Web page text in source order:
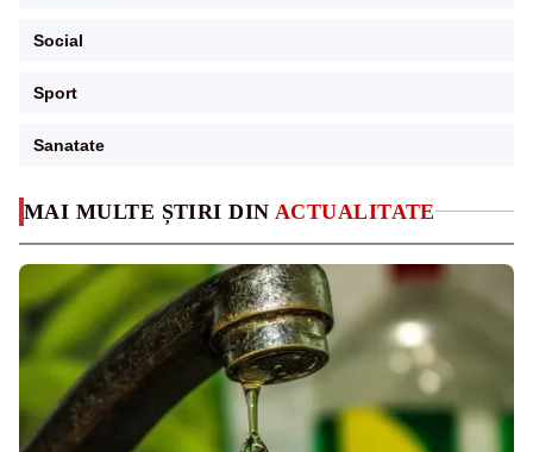
MAI MULTE ȘTIRI DIN ACTUALITATE
Social
Sport
Sanatate